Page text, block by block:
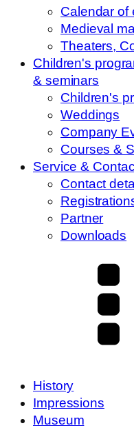
Calendar of
Medieval
Theaters,
Children's
& seminars
Children's
Weddings
Company
Courses &
Service &
Contact
Partner
Downloads
History
Impressions
Museum